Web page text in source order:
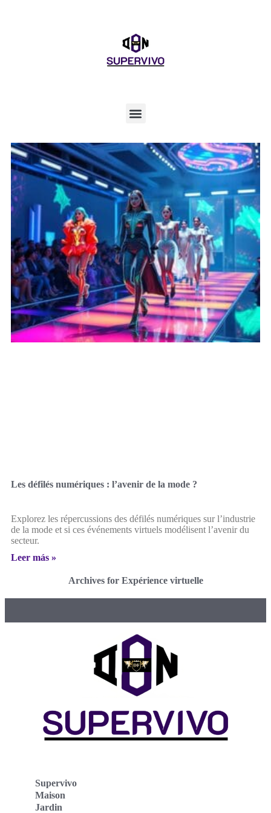
Les défilés numériques : l’avenir de la mode ?
Explorez les répercussions des défilés numériques sur l’industrie
de la mode et si ces événements virtuels modélisent l’avenir du
secteur.
Leer más »
Archives for Expérience virtuelle
Supervivo
Maison
Jardin